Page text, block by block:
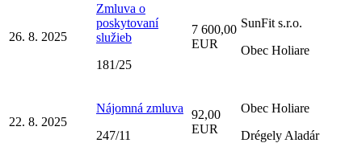
26. 8. 2025
Zmluva o
poskytovaní
služieb
181/25
7 600,00
EUR
SunFit s.r.o.
Obec Holiare
22. 8. 2025
Nájomná zmluva
247/11
92,00
EUR
Obec Holiare
Drégely Aladár